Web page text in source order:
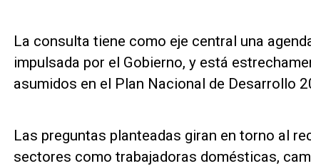
La consulta tiene como eje central una
impulsada por el Gobierno, y está
asumidos en el Plan Nacional de Desarrollo
Las preguntas planteadas giran en torno al
sectores como trabajadoras domésticas,